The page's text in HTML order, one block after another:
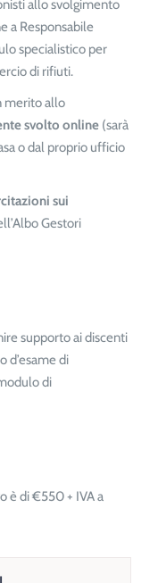
allo svolgimento
a Responsabile
specialistico per
di rifiuti.
merito allo
svolto online (sarà
o dal proprio ufficio
sui
Gestori
supporto ai discenti
d’esame di
di
è di €550 + IVA a